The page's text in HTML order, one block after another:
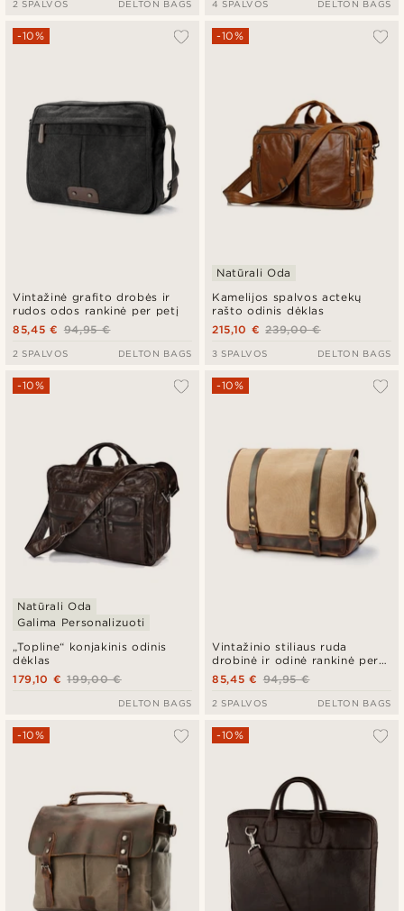
2 SPALVOS DELTON BAGS 4 SPALVOS DELTON BAGS
Vintažinė grafito drobės ir
rudos odos rankinė per petį
-10%
94,95 €
85,45 €
2 SPALVOS DELTON BAGS
Kamelijos spalvos actekų
rašto odinis dėklas
-10%
Natūrali Oda
239,00 €
215,10 €
3 SPALVOS DELTON BAGS
„Topline“ konjakinis odinis
dėklas
-10%
Natūrali Oda
Galima Personalizuoti
199,00 €
179,10 €
DELTON BAGS
Vintažinio stiliaus ruda
drobinė ir odinė rankinė per
petį
-10%
94,95 €
85,45 €
2 SPALVOS DELTON BAGS
-10% -10%